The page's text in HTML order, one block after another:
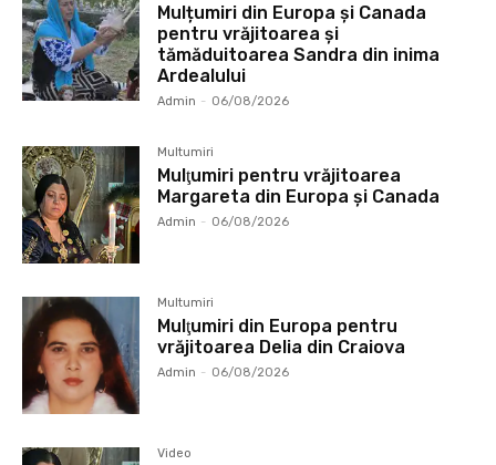
Mulțumiri din Europa și Canada
pentru vrăjitoarea și
tămăduitoarea Sandra din inima
Ardealului
Admin - 06/08/2026
Multumiri
Mulţumiri pentru vrăjitoarea
Margareta din Europa și Canada
Admin - 06/08/2026
Multumiri
Mulţumiri din Europa pentru
vrăjitoarea Delia din Craiova
Admin - 06/08/2026
Video